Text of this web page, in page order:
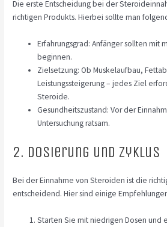
Die erste Entscheidung bei der
richtigen Produkts. Hierbei sollte man
Erfahrungsgrad: Anfänger sollten mit
beginnen.
Zielsetzung: Ob Muskelaufbau,
Leistungssteigerung – jedes Ziel
Steroide.
Gesundheitszustand: Vor der
Untersuchung ratsam.
2. Dosierung und Zyklus
Bei der Einnahme von Steroiden ist die
entscheidend. Hier sind einige
Starten Sie mit niedrigen Dosen und